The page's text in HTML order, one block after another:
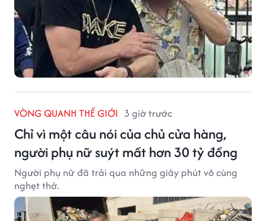
VÒNG QUANH THẾ GIỚI 3 giờ trước
Chỉ vì một câu nói của chủ cửa hàng,
người phụ nữ suýt mất hơn 30 tỷ đồng
Người phụ nữ đã trải qua những giây phút vô cùng
nghẹt thở.